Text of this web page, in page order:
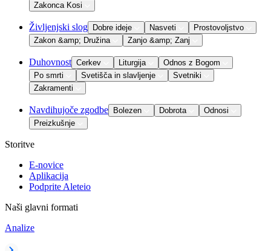
Zakonca Kosi
Življenjski slog Dobre ideje Nasveti
Prostovoljstvo
Zakon &amp; Družina
Zanjo &amp; Zanj
Duhovnost Cerkev Liturgija
Odnos z Bogom
Po smrti
Svetišča in slavljenje
Svetniki
Zakramenti
Navdihujoče zgodbe Bolezen Dobrota
Odnosi
Preizkušnje
Storitve
E-novice
Aplikacija
Podprite Aleteio
Naši glavni formati
Analize